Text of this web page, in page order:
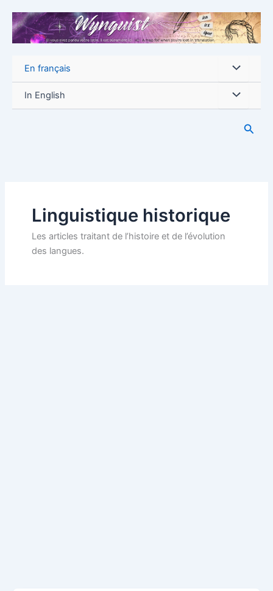
contenu
En français
In English
Linguistique historique
Les articles traitant de l’histoire et de l’évolution
des langues.